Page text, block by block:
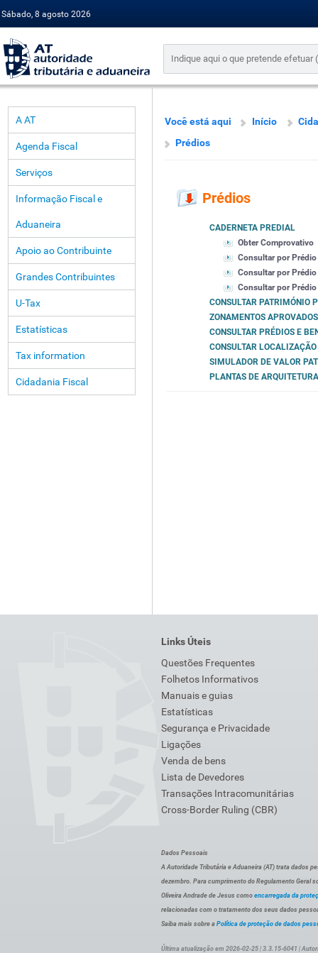
Sábado, 8 agosto 2026
A AT
Agenda Fiscal
Serviços
Informação Fiscal e
Aduaneira
Apoio ao Contribuinte
Grandes Contribuintes
U-Tax
Estatísticas
Tax information
Cidadania Fiscal
Você está aqui Início
Prédios
Prédios
CADERNETA PREDIAL
Obter Comprovativo
Consultar por Prédio
Consultar por
Consultar por
CONSULTAR PATRIMÓNIO
ZONAMENTOS APROVADOS
CONSULTAR PRÉDIOS E
CONSULTAR
SIMULADOR DE VALOR
PLANTAS DE
Links Úteis
Questões Frequentes
Folhetos Informativos
Manuais e guias
Estatísticas
Segurança e Privacidade
Ligações
Venda de bens
Lista de Devedores
Transações Intracomunitárias
Cross-Border Ruling (CBR)
Dados Pessoais
A Autoridade Tributária e Aduaneira (AT) trata dados
dezembro. Para cumprimento do Regulamento Geral
Oliveira Andrade de Jesus como encarregada da
relacionadas com o tratamento dos seus dados
Saiba mais sobre a Política de proteção de dados
Última atualização em 2026-02-25 | 3.3.15-6041 |